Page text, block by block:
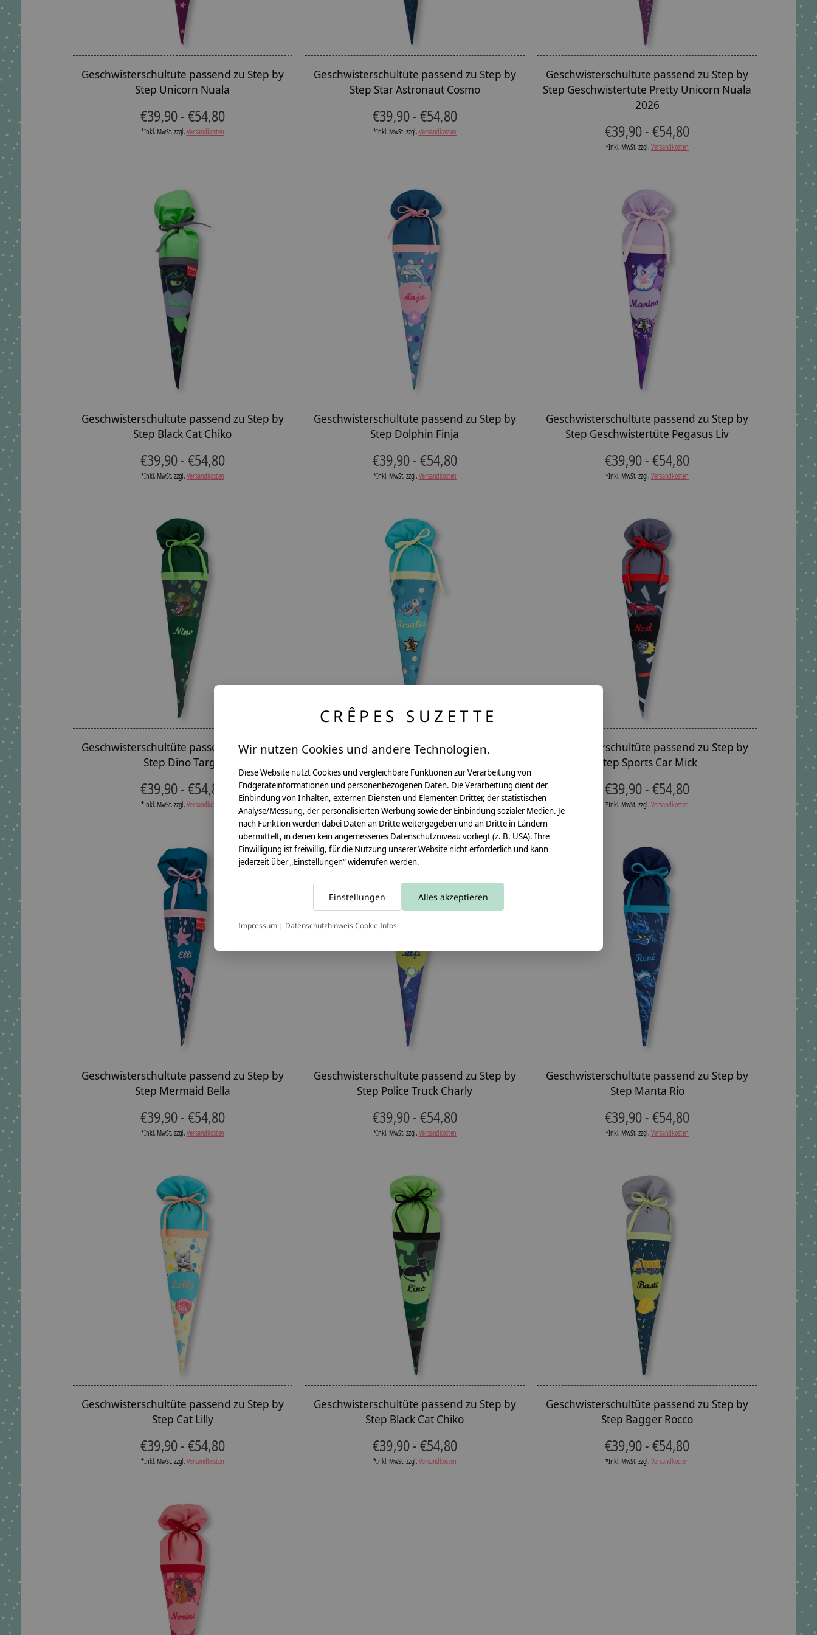
Geschwisterschultüte passend zu Step by
Step Unicorn Nuala
€39,90 - €54,80
*Inkl. MwSt. zzgl.Versandkosten
Geschwisterschultüte passend zu Step by
Step Star Astronaut Cosmo
€39,90 - €54,80
*Inkl. MwSt. zzgl.Versandkosten
Geschwisterschultüte passend zu Step by
Step Geschwistertüte Pretty Unicorn Nuala
2026
€39,90 - €54,80
*Inkl. MwSt. zzgl.Versandkosten
Geschwisterschultüte passend zu Step by
Step Black Cat Chiko
€39,90 - €54,80
*Inkl. MwSt. zzgl.Versandkosten
Geschwisterschultüte passend zu Step by
Step Dolphin Finja
€39,90 - €54,80
*Inkl. MwSt. zzgl.Versandkosten
Geschwisterschultüte passend zu Step by
Step Geschwistertüte Pegasus Liv
€39,90 - €54,80
*Inkl. MwSt. zzgl.Versandkosten
Geschwisterschultüte passend zu Step by
Step Dino Targo
€39,90 - €54,80
*Inkl. MwSt. zzgl.Versandkosten
Geschwisterschultüte passend zu Step by
Step Geschwistertüte Turtle Josie
€39,90 - €54,80
*Inkl. MwSt. zzgl. Versandkosten
Geschwisterschultüte passend zu Step by
Step Sports Car Mick
€39,90 - €54,80
*Inkl. MwSt. zzgl.Versandkosten
Geschwisterschultüte passend zu Step by
Step Mermaid Bella
€39,90 - €54,80
*Inkl. MwSt. zzgl.Versandkosten
Geschwisterschultüte passend zu Step by
Step Police Truck Charly
€39,90 - €54,80
*Inkl. MwSt. zzgl.Versandkosten
Geschwisterschultüte passend zu Step by
Step Manta Rio
€39,90 - €54,80
*Inkl. MwSt. zzgl.Versandkosten
Geschwisterschultüte passend zu Step by
Step Cat Lilly
€39,90 - €54,80
*Inkl. MwSt. zzgl.Versandkosten
Geschwisterschultüte passend zu Step by
Step Black Cat Chiko
€39,90 - €54,80
*Inkl. MwSt. zzgl.Versandkosten
Geschwisterschultüte passend zu Step by
Step Bagger Rocco
€39,90 - €54,80
*Inkl. MwSt. zzgl.Versandkosten
CRÊPES SUZETTE
Wir nutzen Cookies und andere Technologien.
Diese Website nutzt Cookies und vergleichbare Funktionen zur Verarbeitung von
Endgeräteinformationen und personenbezogenen Daten. Die Verarbeitung dient der
Einbindung von Inhalten, externen Diensten und Elementen Dritter, der statistischen
Analyse/Messung, der personalisierten Werbung sowie der Einbindung sozialer Medien. Je
nach Funktion werden dabei Daten an Dritte weitergegeben und an Dritte in Ländern
übermittelt, in denen kein angemessenes Datenschutzniveau vorliegt (z. B. USA). Ihre
Einwilligung ist freiwillig, für die Nutzung unserer Website nicht erforderlich und kann
jederzeit über „Einstellungen“ widerrufen werden.
Einstellungen Alles akzeptieren
Impressum | DatenschutzhinweisCookie Infos